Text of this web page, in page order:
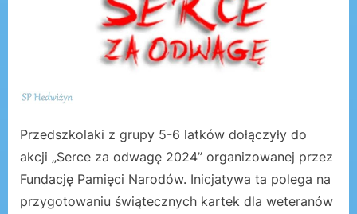
Przedszkolaki z grupy 5-6 latków dołączyły do
akcji „Serce za odwagę 2024” organizowanej przez
Fundację Pamięci Narodów. Inicjatywa ta polega na
przygotowaniu świątecznych kartek dla weteranów